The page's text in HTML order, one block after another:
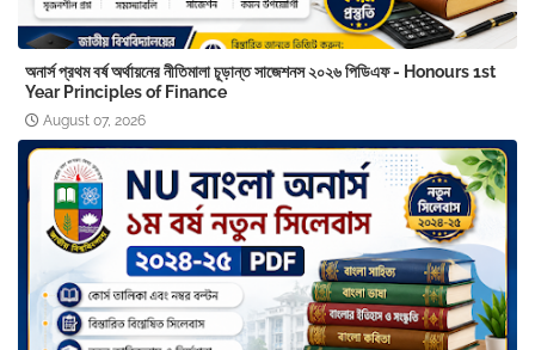
অনার্স প্রথম বর্ষ অর্থায়নের নীতিমালা চূড়ান্ত সাজেশনস ২০২৬ পিডিএফ - Honours 1st
Year Principles of Finance
August 07, 2026